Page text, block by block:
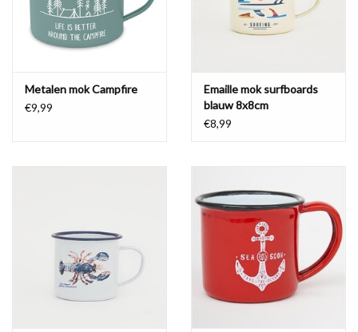
Metalen mok Campfire
€9,99
Emaille mok surfboards
blauw 8x8cm
€8,99